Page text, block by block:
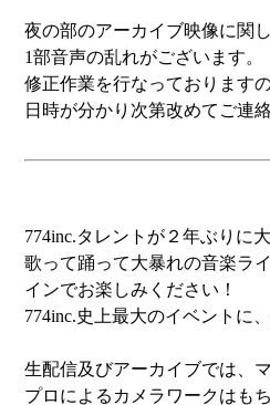
夜の部のアーカイブ映像に関し
1部音声の乱れがございます。
修正作業を行なっております
日時が分かり次第改めてご連
774inc.タレントが２年ぶりに大
歌って踊って大暴れの音楽ラ
インでお楽しみください！
774inc.史上最大のイベントに
生配信及びアーカイブでは、
プロによるカメラワークはも